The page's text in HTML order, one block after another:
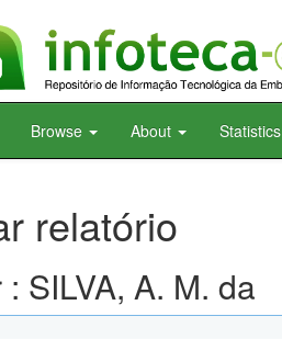
Browse About Statistics
relatório
SILVA, A. M. da